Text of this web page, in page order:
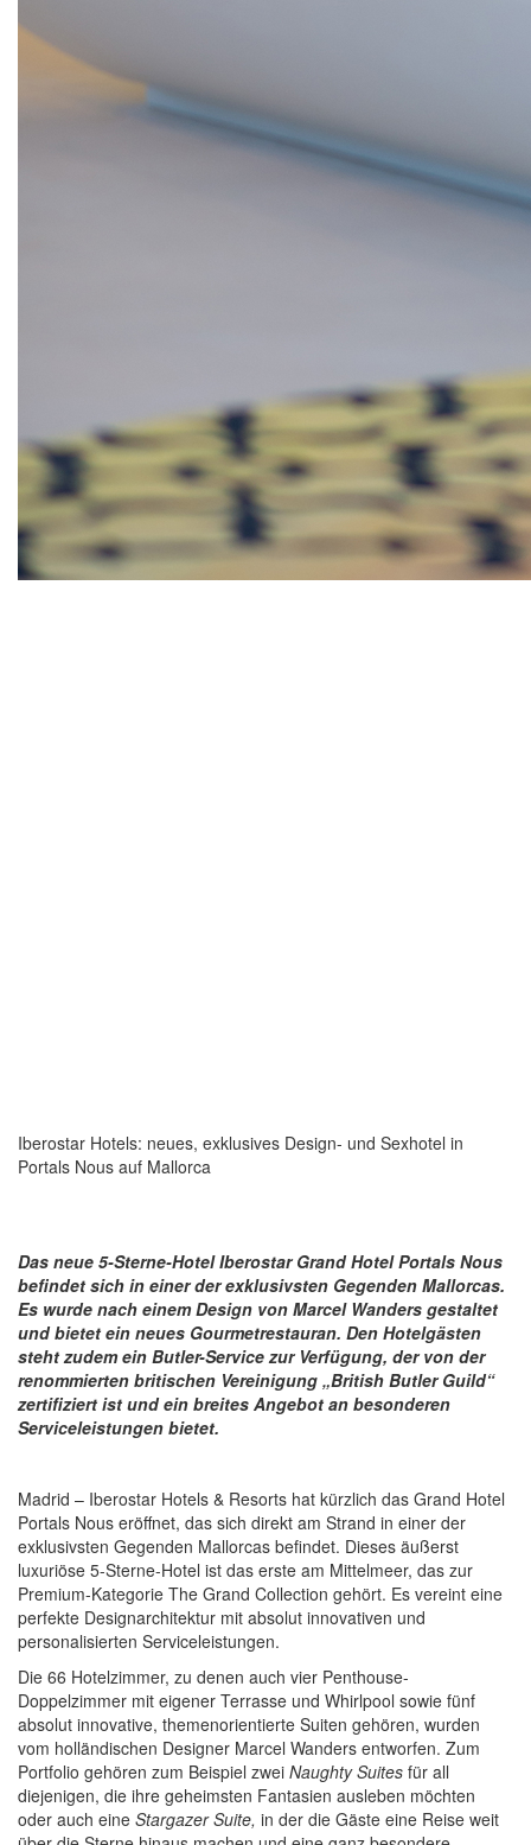
Iberostar Hotels: neues, exklusives Design- und Sexhotel in
Portals Nous auf Mallorca
Das neue 5-Sterne-Hotel Iberostar Grand Hotel Portals Nous
befindet sich in einer der exklusivsten Gegenden Mallorcas.
Es wurde nach einem Design von Marcel Wanders gestaltet
und bietet ein neues Gourmetrestauran. Den Hotelgästen
steht zudem ein Butler-Service zur Verfügung, der von der
renommierten britischen Vereinigung „British Butler Guild“
zertifiziert ist und ein breites Angebot an besonderen
Serviceleistungen bietet.
Madrid – Iberostar Hotels & Resorts hat kürzlich das Grand Hotel
Portals Nous eröffnet, das sich direkt am Strand in einer der
exklusivsten Gegenden Mallorcas befindet. Dieses äußerst
luxuriöse 5-Sterne-Hotel ist das erste am Mittelmeer, das zur
Premium-Kategorie The Grand Collection gehört. Es vereint eine
perfekte Designarchitektur mit absolut innovativen und
personalisierten Serviceleistungen.
Die 66 Hotelzimmer, zu denen auch vier Penthouse-
Doppelzimmer mit eigener Terrasse und Whirlpool sowie fünf
absolut innovative, themenorientierte Suiten gehören, wurden
vom holländischen Designer Marcel Wanders entworfen. Zum
Portfolio gehören zum Beispiel zwei Naughty Suites für all
diejenigen, die ihre geheimsten Fantasien ausleben möchten
oder auch eine Stargazer Suite, in der die Gäste eine Reise weit